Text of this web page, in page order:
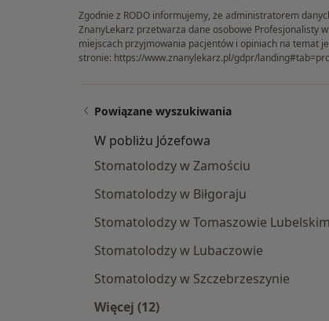
Zgodnie z RODO informujemy, że administratorem
ZnanyLekarz przetwarza dane osobowe Profesjonalisty
miejscach przyjmowania pacjentów i opiniach na temat
stronie: https://www.znanylekarz.pl/gdpr/
Powiązane wyszukiwania
W pobliżu Józefowa
Stomatolodzy w Zamościu
Stomatolodzy w Biłgoraju
Stomatolodzy w Tomaszowie Lubelskim
Stomatolodzy w Lubaczowie
Stomatolodzy w Szczebrzeszynie
Więcej (12)